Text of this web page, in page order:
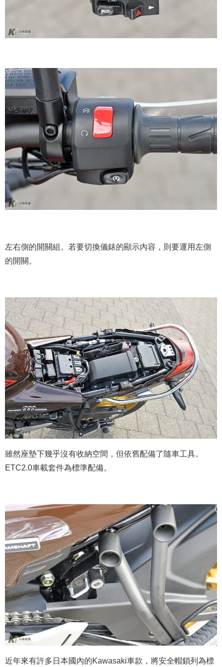
左右側的開關組。若要切換儀錶的顯示內容，則要運用左側
的開關。
雖然座墊下幾乎沒有收納空間，但依舊配備了隨車工具。
ETC2.0車載套件為標準配備。
近年來有許多日本國內的Kawasaki車款，將安全帽鎖列為標